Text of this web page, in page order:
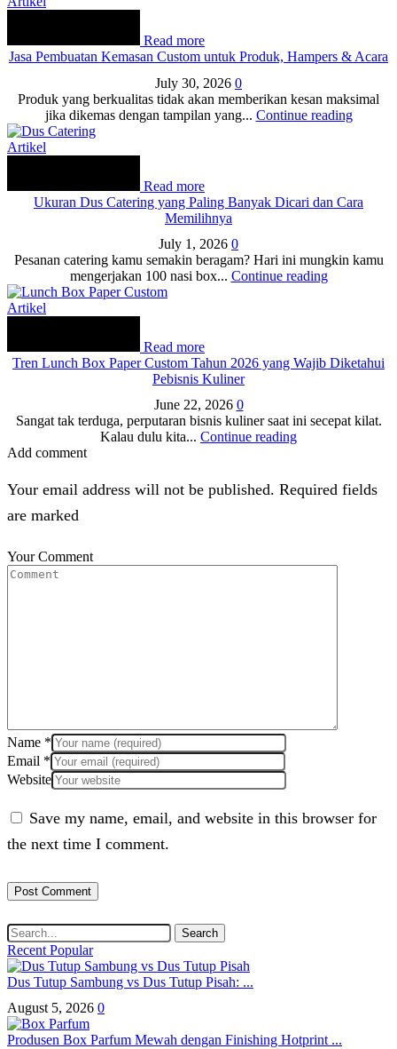
Read more
Jasa Pembuatan Kemasan Custom untuk Produk, Hampers & Acara
July 30, 2026 0
Produk yang berkualitas tidak akan memberikan kesan maksimal
jika dikemas dengan tampilan yang... Continue reading
Artikel
Read more
Ukuran Dus Catering yang Paling Banyak Dicari dan Cara
Memilihnya
July 1, 2026 0
Pesanan catering kamu semakin beragam? Hari ini mungkin kamu
mengerjakan 100 nasi box... Continue reading
Artikel
Read more
Tren Lunch Box Paper Custom Tahun 2026 yang Wajib Diketahui
Pebisnis Kuliner
June 22, 2026 0
Sangat tak terduga, perputaran bisnis kuliner saat ini secepat kilat.
Kalau dulu kita... Continue reading
Add comment
Your email address will not be published. Required fields
are marked
Your Comment
Name *
Email *
Website
Save my name, email, and website in this browser for
the next time I comment.
Search
Recent Popular
Dus Tutup Sambung vs Dus Tutup Pisah: ...
August 5, 2026 0
Produsen Box Parfum Mewah dengan Finishing Hotprint ...